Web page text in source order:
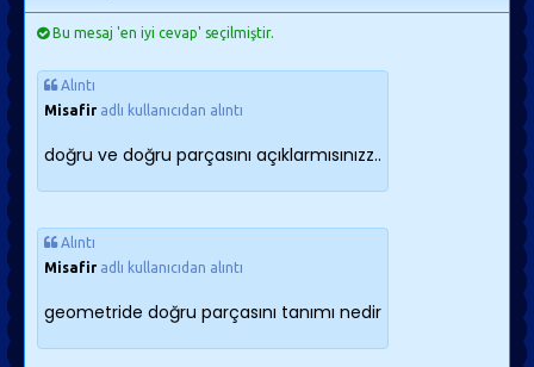
Bu mesaj 'en iyi cevap' seçilmiştir.
Alıntı
Misafir adlı kullanıcıdan alıntı
doğru ve doğru parçasını açıklarmısınızz..
Alıntı
Misafir adlı kullanıcıdan alıntı
geometride doğru parçasını tanımı nedir